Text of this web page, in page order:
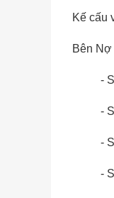
Kế cấu
Bên Nợ
-
-
-
-